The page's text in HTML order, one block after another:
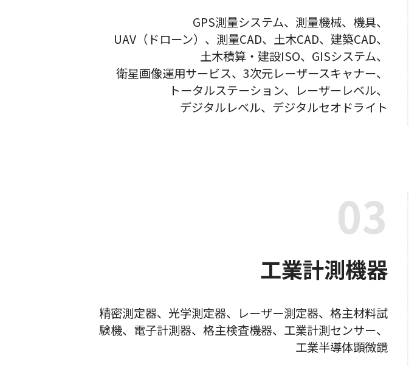
GPS測量システム、測量機械、機具、
UAV（ドローン）、測量CAD、土木CAD、建築CAD、
土木積算・建設ISO、GISシステム、
衛星画像運用サービス、3次元レーザースキャナー、
トータルステーション、レーザーレベル、
デジタルレベル、デジタルセオドライト
03
工業計測機器
精密測定器、光学測定器、レーザー測定器、格主材料試
験機、電子計測器、格主検査機器、工業計測センサー、
工業半導体顕微鏡